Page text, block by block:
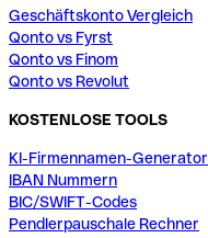
Geschäftskonto Vergleich
Qonto vs Fyrst
Qonto vs Finom
Qonto vs Revolut
KOSTENLOSE TOOLS
KI-Firmennamen-Generator
IBAN Nummern
BIC/SWIFT-Codes
Pendlerpauschale Rechner